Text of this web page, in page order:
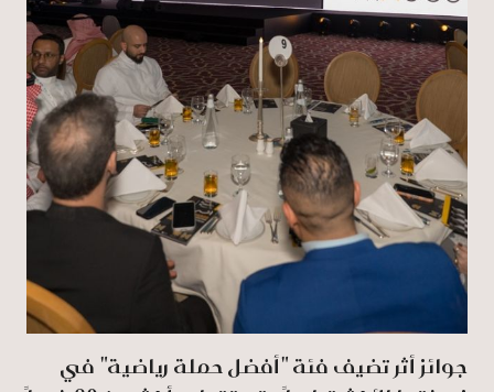
جوائز أثر تضيف فئة "أفضل حملة رياضية" في